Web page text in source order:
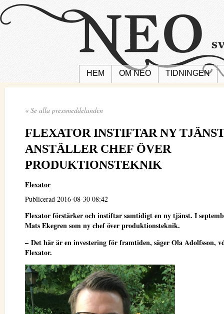
HEM OM NEO TIDNINGEN
« Se alla pressmeddelanden
FLEXATOR INSTIFTAR NY
ANSTÄLLER CHEF ÖVER
PRODUKTIONSTEKNIK
Flexator
Publicerad 2016-08-30 08:42
Flexator förstärker och instiftar samtidigt en ny tjänst. I
Mats Ekegren som ny chef över produktionsteknik.
– Det här är en investering för framtiden, säger Ola Adolfsson,
Flexator.